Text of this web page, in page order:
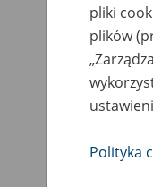
pliki
plików
Polityka